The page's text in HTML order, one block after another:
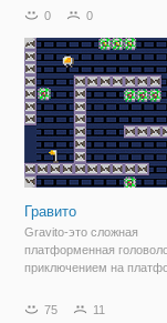
quest! Готовы ли вы к
ThunderCats Roar: Lion -
Quest? Отправляйтесь в
подземелья, сражайтесь
змеями и
0 0
Гравито
Gravito-это сложная
платформенная
приключением на
нашему герою
75 11